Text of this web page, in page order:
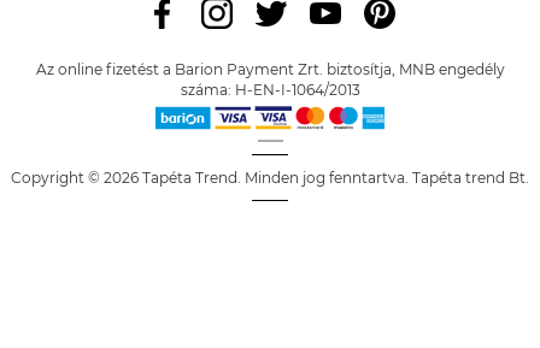
Az online fizetést a Barion Payment Zrt. biztosítja, MNB engedély
száma: H-EN-I-1064/2013
Copyright © 2026 Tapéta Trend. Minden jog fenntartva. Tapéta trend Bt.